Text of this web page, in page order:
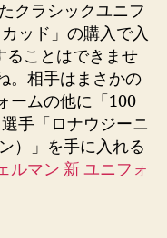
クラシックユニフ
ッド」の購入で入
ることはできませ
。相手はまさかの
ームの他に「100
手「ロナウジーニ
）」を手に入れる
ルマン 新 ユニフォ